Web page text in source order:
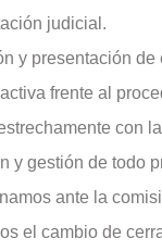
judicial.
y presentación
frente al
con
y gestión de todo
ante la
el cambio de